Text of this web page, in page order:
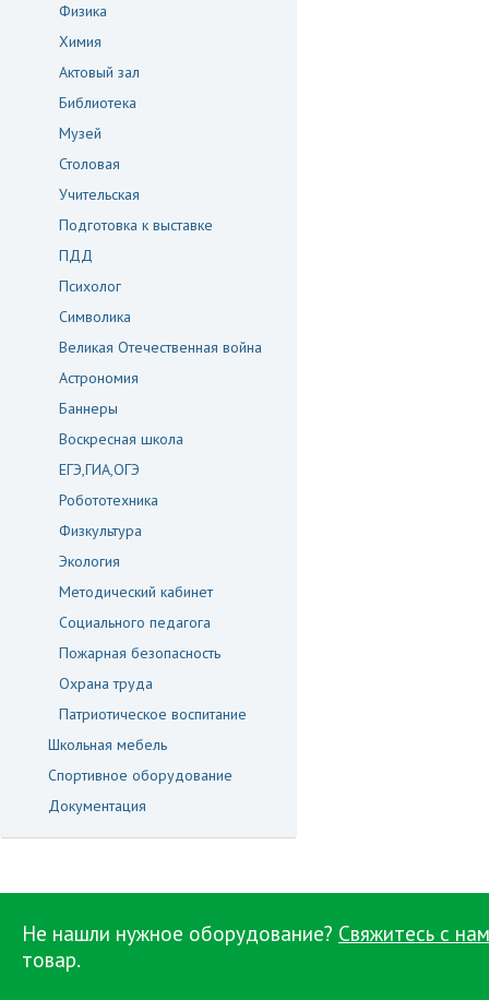
Физика
Химия
Актовый зал
Библиотека
Музей
Столовая
Учительская
Подготовка к выставке
ПДД
Психолог
Символика
Великая Отечественная война
Астрономия
Баннеры
Воскресная школа
ЕГЭ,ГИА,ОГЭ
Робототехника
Физкультура
Экология
Методический кабинет
Социального педагога
Пожарная безопасность
Охрана труда
Патриотическое воспитание
Школьная мебель
Спортивное оборудование
Документация
Не нашли нужное оборудование? Свяжитесь с
товар.